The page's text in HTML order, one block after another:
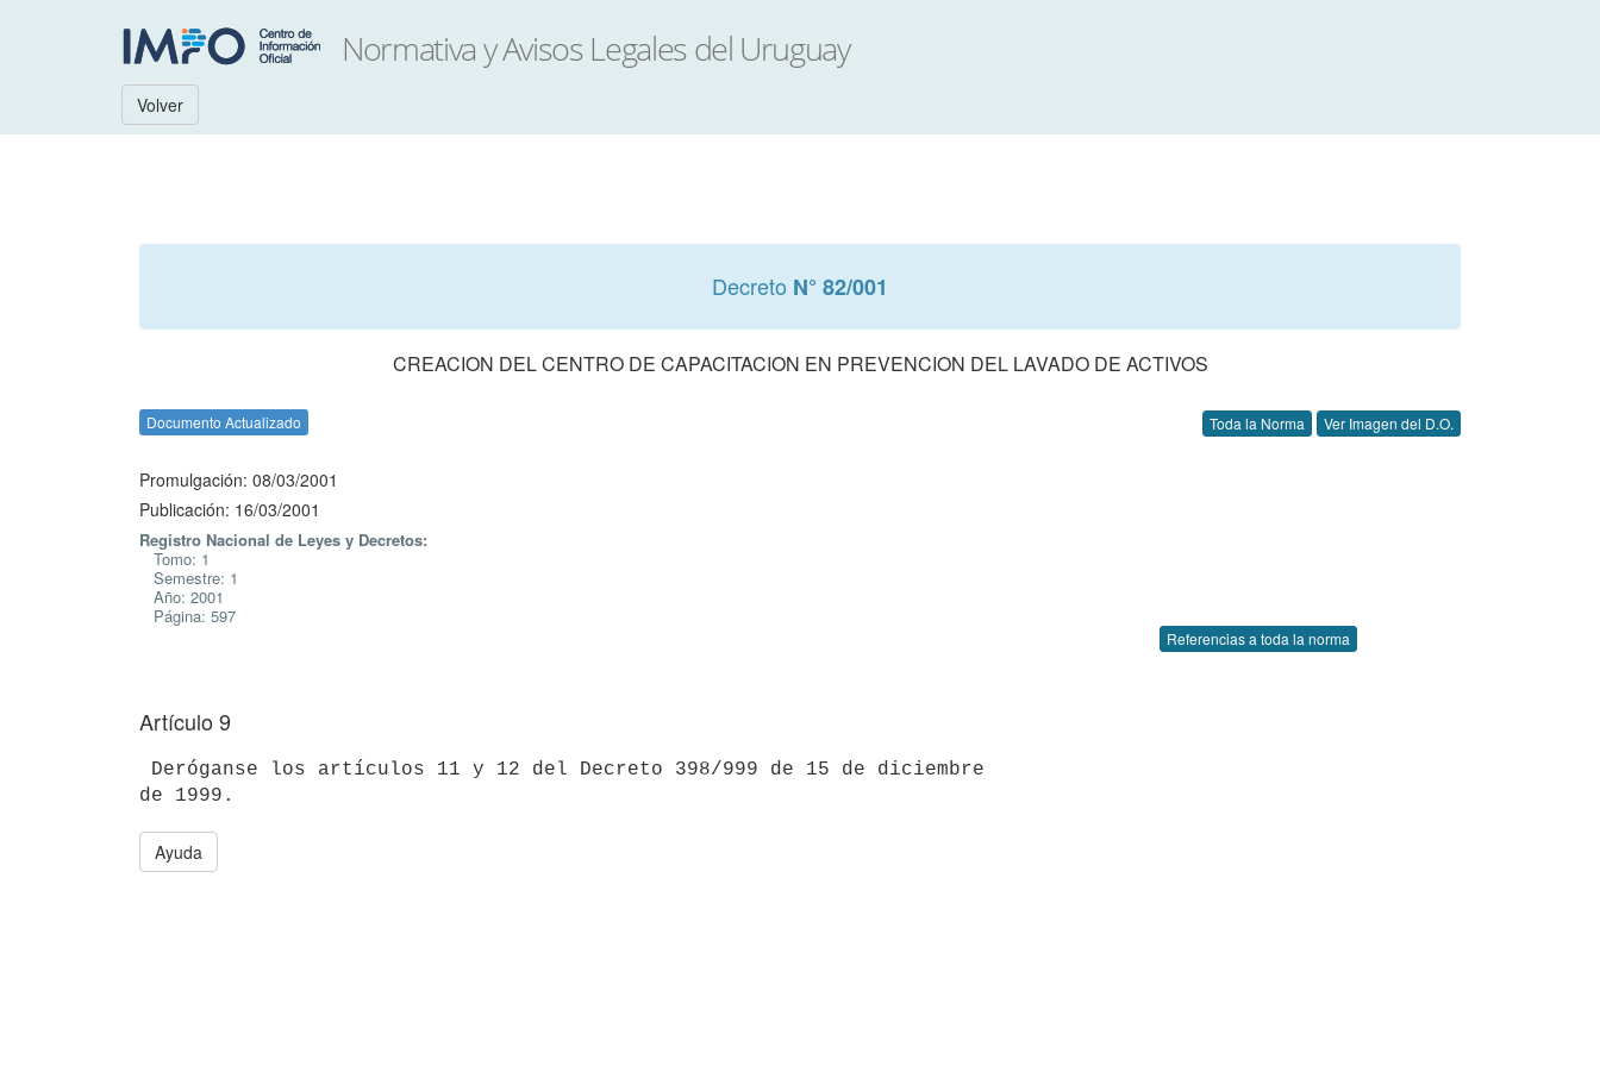
Volver
Decreto N° 82/001
CREACION DEL CENTRO DE CAPACITACION EN PREVENCION DEL LAVADO DE ACTIVOS
Documento Actualizado Toda la Norma Ver Imagen del D.O.
Promulgación: 08/03/2001
Publicación: 16/03/2001
Registro Nacional de Leyes y Decretos:
Tomo: 1
Semestre: 1
Año: 2001
Página: 597
Referencias a toda la norma
Artículo 9
Ayuda